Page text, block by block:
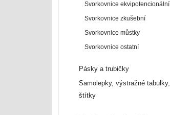
Svorkovnice ekvipotencionální
Svorkovnice zkušební
Svorkovnice můstky
Svorkovnice ostatní
Pásky a trubičky
Samolepky, výstražné tabulky,
štítky